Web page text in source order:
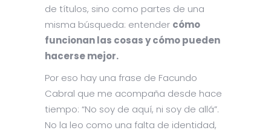
de títulos, sino como partes de una
misma búsqueda: entender cómo
funcionan las cosas y cómo pueden
hacerse mejor.
Por eso hay una frase de Facundo
Cabral que me acompaña desde hace
tiempo: “No soy de aquí, ni soy de allá”.
No la leo como una falta de identidad,